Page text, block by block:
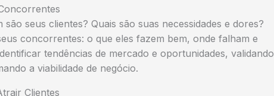
são seus clientes? Quais são suas necessidades e dores?
concorrentes: o que eles fazem bem, onde falham e
tendências de mercado e oportunidades, validando
a viabilidade de negócio.
Clientes